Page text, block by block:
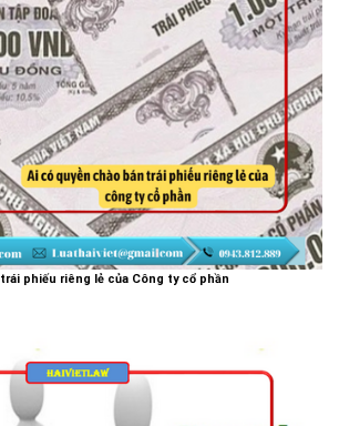
phiếu riêng lẻ của Công ty cổ phần